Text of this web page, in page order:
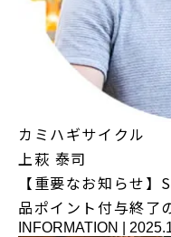
カミハギサイクル
上萩 泰司
【重要なお知らせ
品ポイント付与終了
INFORMATION